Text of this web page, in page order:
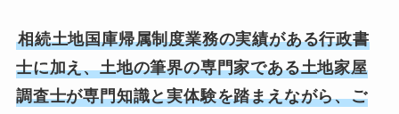
相続土地国庫帰属制度業務の実績がある行政書
士に加え、土地の筆界の専門家である土地家屋
調査士が専門知識と実体験を踏まえながら、ご